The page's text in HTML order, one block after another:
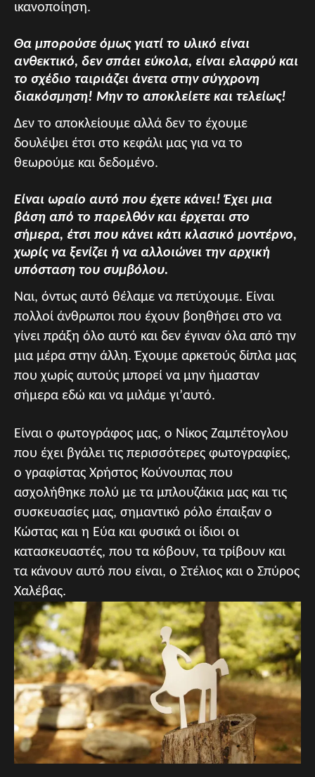
ικανοποίηση.
Θα μπορούσε όμως γιατί το υλικό είναι
ανθεκτικό, δεν σπάει εύκολα, είναι ελαφρύ και
το σχέδιο ταιριάζει άνετα στην σύγχρονη
διακόσμηση! Μην το αποκλείετε και τελείως!
Δεν το αποκλείουμε αλλά δεν το έχουμε
δουλέψει έτσι στο κεφάλι μας για να το
θεωρούμε και δεδομένο.
Είναι ωραίο αυτό που έχετε κάνει! Έχει μια
βάση από το παρελθόν και έρχεται στο
σήμερα, έτσι που κάνει κάτι κλασικό μοντέρνο,
χωρίς να ξενίζει ή να αλλοιώνει την αρχική
υπόσταση του συμβόλου.
Ναι, όντως αυτό θέλαμε να πετύχουμε. Είναι
πολλοί άνθρωποι που έχουν βοηθήσει στο να
γίνει πράξη όλο αυτό και δεν έγιναν όλα από την
μια μέρα στην άλλη. Έχουμε αρκετούς δίπλα μας
που χωρίς αυτούς μπορεί να μην ήμασταν
σήμερα εδώ και να μιλάμε γι’αυτό.
Είναι ο φωτογράφος μας, ο Νίκος Ζαμπέτογλου
που έχει βγάλει τις περισσότερες φωτογραφίες,
ο γραφίστας Χρήστος Κούνουπας που
ασχολήθηκε πολύ με τα μπλουζάκια μας και τις
συσκευασίες μας, σημαντικό ρόλο έπαιξαν ο
Κώστας και η Εύα και φυσικά οι ίδιοι οι
κατασκευαστές, που τα κόβουν, τα τρίβουν και
τα κάνουν αυτό που είναι, ο Στέλιος και ο Σπύρος
Χαλέβας.